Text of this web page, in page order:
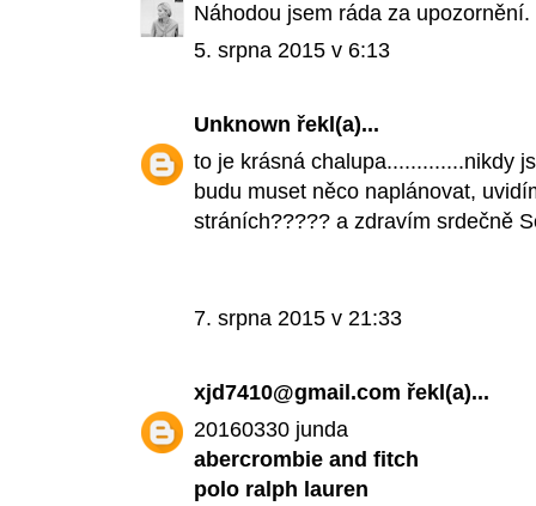
Náhodou jsem ráda za
5. srpna 2015 v 6:13
Unknown řekl(a)...
to je krásná chalupa.............nikdy
budu muset něco naplánovat,
stráních????? a zdravím srdečně
7. srpna 2015 v 21:33
xjd7410@gmail.com řekl(a)...
20160330 junda
abercrombie and fitch
polo ralph lauren